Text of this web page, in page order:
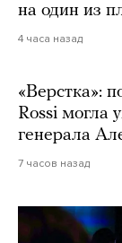
на один из
4 часа назад
«Верстка»:
Rossi могла
генерала
7 часов назад